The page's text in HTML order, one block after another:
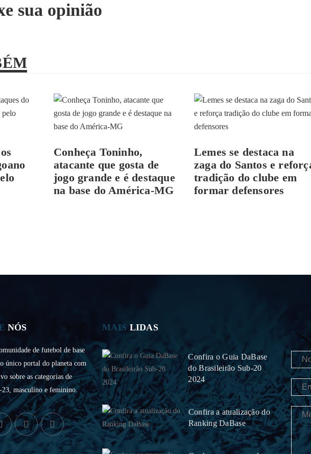
sua opinião
Conheça Toninho,
atacante que gosta de
jogo grande e é destaque
na base do América-MG
Lemes se destaca na
zaga do Santos e
tradição do clube em
formar defensores
NÓS
de futebol de base
único portal do planeta com
sobre as categorias de
23, masculino e feminino.
MAIS LIDAS
Confira o Guia DaBase
do Brasileirão Sub-20
2024
Confira a atualização do
Ranking DaBase